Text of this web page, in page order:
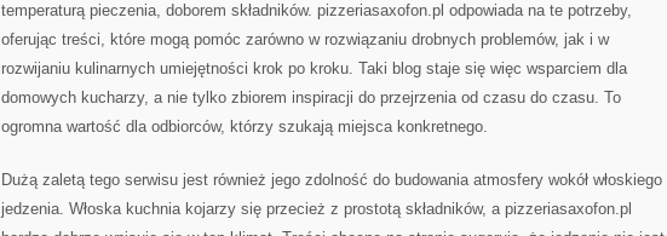
temperaturą pieczenia, doborem składników. pizzeriasaxofon.pl odpowiada na te potrzeby,
oferując treści, które mogą pomóc zarówno w rozwiązaniu drobnych problemów, jak i w
rozwijaniu kulinarnych umiejętności krok po kroku. Taki blog staje się więc wsparciem dla
domowych kucharzy, a nie tylko zbiorem inspiracji do przejrzenia od czasu do czasu. To
ogromna wartość dla odbiorców, którzy szukają miejsca konkretnego.
Dużą zaletą tego serwisu jest również jego zdolność do budowania atmosfery wokół włoskiego
jedzenia. Włoska kuchnia kojarzy się przecież z prostotą składników, a pizzeriasaxofon.pl